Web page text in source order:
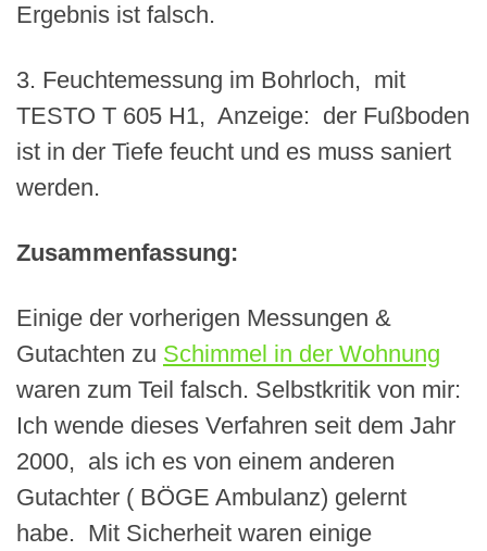
Ergebnis ist falsch.
3. Feuchtemessung im Bohrloch, mit
TESTO T 605 H1, Anzeige: der Fußboden
ist in der Tiefe feucht und es muss saniert
werden.
Zusammenfassung:
Einige der vorherigen Messungen &
Gutachten zu Schimmel in der Wohnung
waren zum Teil falsch. Selbstkritik von mir:
Ich wende dieses Verfahren seit dem Jahr
2000, als ich es von einem anderen
Gutachter ( BÖGE Ambulanz) gelernt
habe. Mit Sicherheit waren einige